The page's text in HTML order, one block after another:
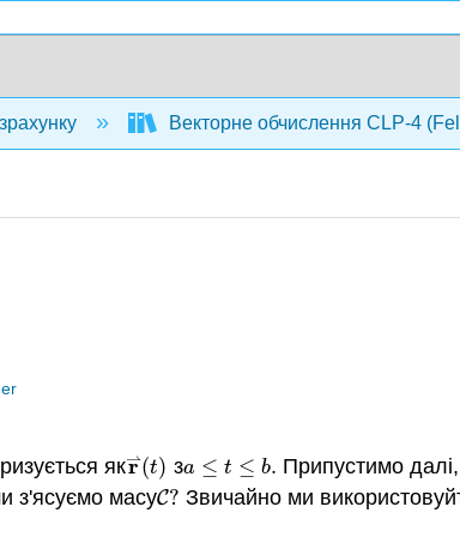
Векторне обчислення CLP-4
якr
⇀(t)
r⇀(t) зa ≤ t ≤ b.
a≤t≤b .
Припустимо
з'ясуємо масуC?
C? Звичайно ми